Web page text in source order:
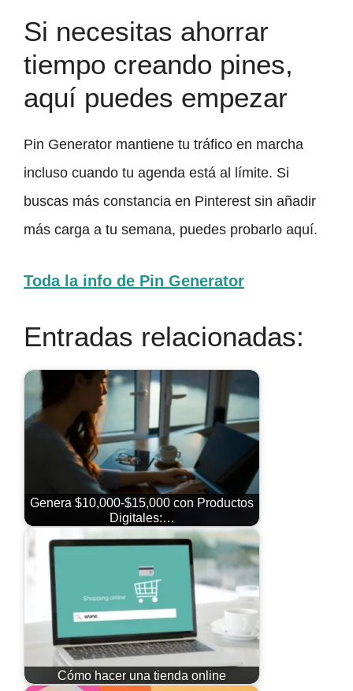
Si necesitas ahorrar
tiempo creando pines,
aquí puedes empezar
Pin Generator mantiene tu tráfico en marcha
incluso cuando tu agenda está al límite. Si
buscas más constancia en Pinterest sin añadir
más carga a tu semana, puedes probarlo aquí.
Toda la info de Pin Generator
Entradas relacionadas:
Genera $10,000-$15,000 con Productos
Digitales:…
Cómo hacer una tienda online